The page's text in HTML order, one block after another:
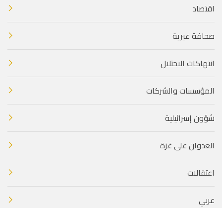
اقتصاد
صحافة عبرية
انتهاكات الاحتلال
المؤسسات والشركات
شؤون إسرائيلية
العدوان على غزة
اعتقالات
عربي